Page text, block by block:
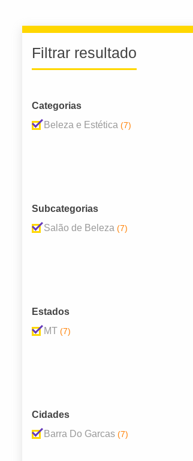
Filtrar resultado
Categorias
Beleza e Estética (7)
Subcategorias
Salão de Beleza (7)
Estados
MT (7)
Cidades
Barra Do Garcas (7)